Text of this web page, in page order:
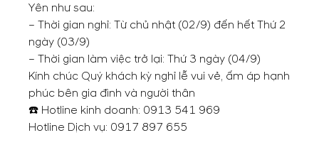
Yên như sau:
– Thời gian nghỉ: Từ chủ nhật (02/9) đến hết Thứ 2
ngày (03/9)
– Thời gian làm việc trở lại: Thứ 3 ngày (04/9)
Kính chúc Quý khách kỳ nghỉ lễ vui vẻ, ấm áp hạnh
phúc bên gia đình và người thân
☎️ Hotline kinh doanh: 0913 541 969
Hotline Dịch vụ: 0917 897 655